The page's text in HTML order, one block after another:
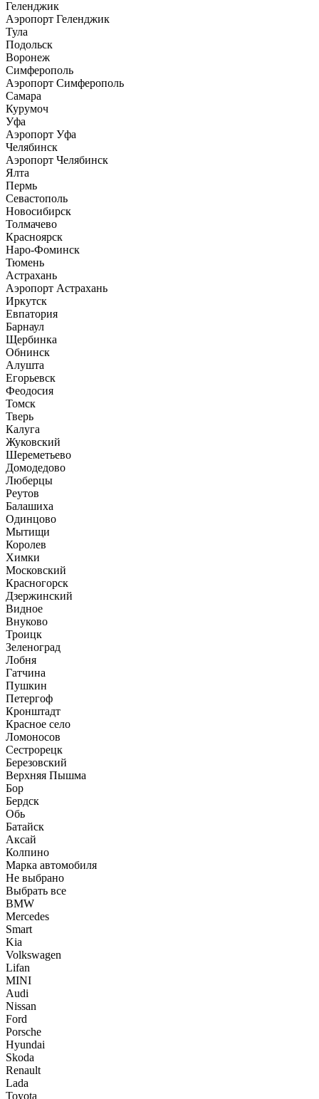
Геленджик
Аэропорт Геленджик
Тула
Подольск
Воронеж
Симферополь
Аэропорт Симферополь
Самара
Курумоч
Уфа
Аэропорт Уфа
Челябинск
Аэропорт Челябинск
Ялта
Пермь
Севастополь
Новосибирск
Толмачево
Красноярск
Наро-Фоминск
Тюмень
Астрахань
Аэропорт Астрахань
Иркутск
Евпатория
Барнаул
Щербинка
Обнинск
Алушта
Егорьевск
Феодосия
Томск
Тверь
Калуга
Жуковский
Шереметьево
Домодедово
Люберцы
Реутов
Балашиха
Одинцово
Мытищи
Королев
Химки
Московский
Красногорск
Дзержинский
Видное
Внуково
Троицк
Зеленоград
Лобня
Гатчина
Пушкин
Петергоф
Кронштадт
Красное село
Ломоносов
Сестрорецк
Березовский
Верхняя Пышма
Бор
Бердск
Обь
Батайск
Аксай
Колпино
Марка автомобиля
Не выбрано
Выбрать все
BMW
Mercedes
Smart
Kia
Volkswagen
Lifan
MINI
Audi
Nissan
Ford
Porsche
Hyundai
Skoda
Renault
Lada
Toyota